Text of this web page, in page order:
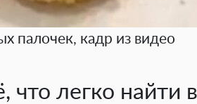
палочек, кадр из видео
что легко найти в